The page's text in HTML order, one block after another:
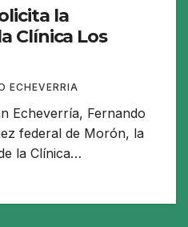
la
Clínica Los
ECHEVERRIA
Echeverría, Fernando
federal de Morón, la
la Clínica…